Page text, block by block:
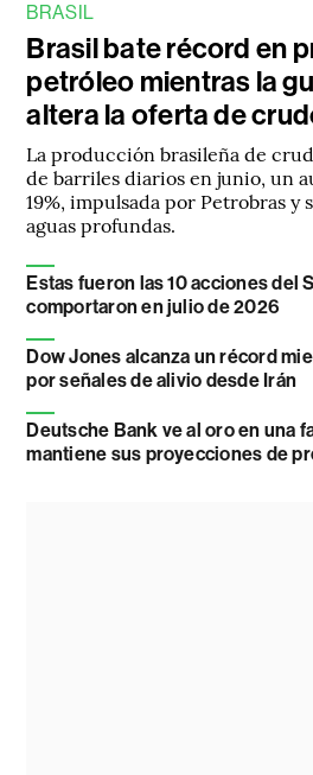
BRASIL
Brasil bate récord en
petróleo mientras la
altera la oferta de
La producción brasileña de
de barriles diarios en junio, un
19%, impulsada por Petrobras y
aguas profundas.
Estas fueron las 10 acciones del
comportaron en julio de 2026
Dow Jones alcanza un récord
por señales de alivio desde Irán
Deutsche Bank ve al oro en una
mantiene sus proyecciones de